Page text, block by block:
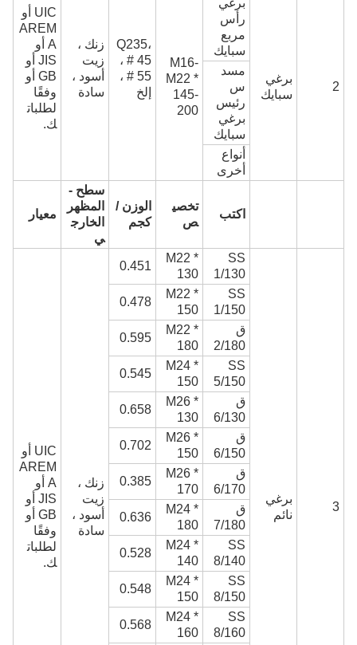
Q235،
45 # ،
55 # ،
إلخ
زنك ،
زيت
أسود ،
سادة
UIC أو
AREM
A أو
JIS أو
GB أو
وفقًا
لطلبات
ك.
2
برغي
سبايك
برغي
رأس
مربع
سبايك
M16-
M22 *
145-
200
مسد
س
رئيس
برغي
سبايك
أنواع
أخرى
اكتب
تخصي
ص
الوزن /
كجم
سطح -
المظهر
الخارج
ي
معيار
3
برغي
نائم
SS
1/130
M22 *
130
0.451
زنك ،
زيت
أسود ،
سادة
UIC أو
AREM
A أو
JIS أو
GB أو
وفقًا
لطلبات
ك.
SS
1/150
M22 *
150
0.478
ق
2/180
M22 *
180
0.595
SS
5/150
M24 *
150
0.545
ق
6/130
M26 *
130
0.658
ق
6/150
M26 *
150
0.702
ق
6/170
M26 *
170
0.385
ق
7/180
M24 *
180
0.636
SS
8/140
M24 *
140
0.528
SS
8/150
M24 *
150
0.548
SS
8/160
M24 *
160
0.568